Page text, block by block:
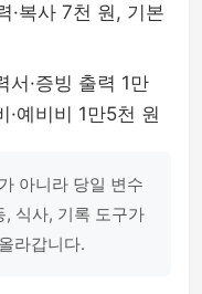
·복사 7천 원, 기본
서·증빙 출력 1만
예비비 1만5천 원
아니라 당일 변수
, 식사, 기록 도구가
라갑니다.